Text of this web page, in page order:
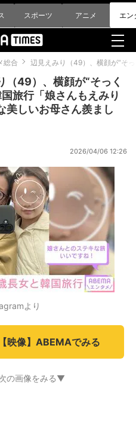
スポーツ アニメ エン
総合 辺見えみり（49）、横顔が“そ
（49）、横顔が“そっく
旅行「娘さんもえみり
美しいお母さん羨まし
2026/04/06 12:26
より
【映像】ABEMAでみる
の画像をみる▼